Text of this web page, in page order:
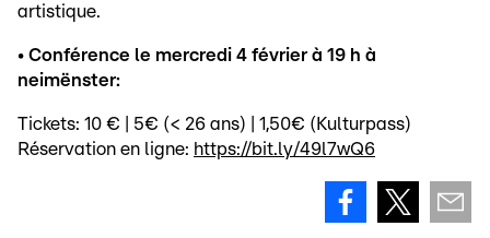
artistique.
• Conférence le mercredi 4 février à 19 h à
neimënster:
Tickets: 10 € | 5€ (< 26 ans) | 1,50€ (Kulturpass)
Réservation en ligne: https://bit.ly/49l7wQ6